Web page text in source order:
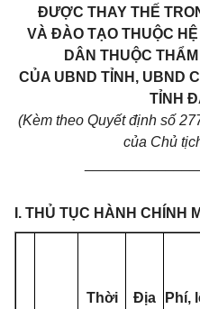
ĐƯỢC THAY THẾ
VÀ ĐÀO TẠO THUỘC
DÂN THUỘC
CỦA UBND TỈNH, UBND
TỈNH
(Kèm theo Quyết định số
của Chủ
I. THỦ TỤC HÀNH CHÍNH
Thời
Địa
Phí,